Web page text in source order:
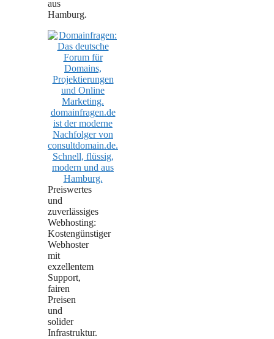
aus
Hamburg.
Preiswertes
und
zuverlässiges
Webhosting:
Kostengünstiger
Webhoster
mit
exzellentem
Support,
fairen
Preisen
und
solider
Infrastruktur.